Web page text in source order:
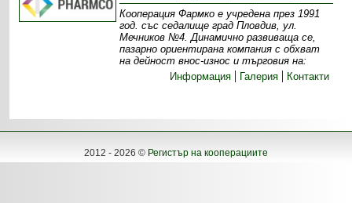
Кооперация Фармко е учредена през 1991
год. със седалище град Пловдив, ул.
Мечников №4. Динамично развиваща се,
пазарно ориентирана компания с обхват
на дейност внос-износ и търговия на:
Информация
Галерия Контакти
2012 - 2026 © Регистър на кооперациите